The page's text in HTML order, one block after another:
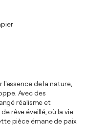
de la nature,
Avec des
réalisme et
rêve éveillé, où la vie
pièce émane de paix